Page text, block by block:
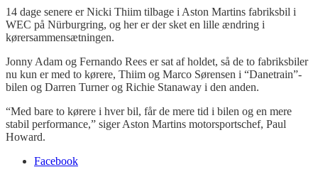
14 dage senere er Nicki Thiim tilbage i Aston Martins fabriksbil i
WEC på Nürburgring, og her er der sket en lille ændring i
kørersammensætningen.
Jonny Adam og Fernando Rees er sat af holdet, så de to fabriksbiler
nu kun er med to kørere, Thiim og Marco Sørensen i “Danetrain”-
bilen og Darren Turner og Richie Stanaway i den anden.
“Med bare to kørere i hver bil, får de mere tid i bilen og en mere
stabil performance,” siger Aston Martins motorsportschef, Paul
Howard.
Facebook